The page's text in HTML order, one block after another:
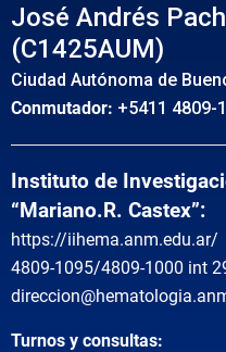
José Andrés
(C1425AUM)
Ciudad Autónoma de
Conmutador: +5411 4809-
Instituto de
“Mariano.R. Castex”:
https://iihema.anm.edu.ar/
4809-1095/4809-1000 int
Turnos y consultas: